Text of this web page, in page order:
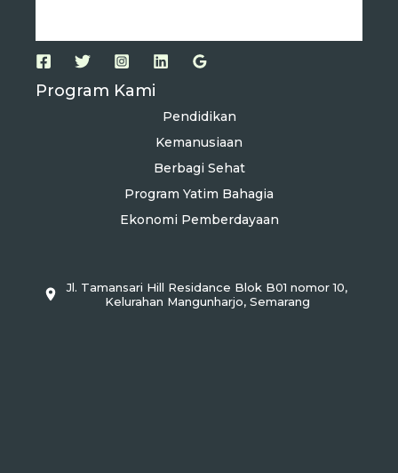
Program Kami
Pendidikan
Kemanusiaan
Berbagi Sehat
Program Yatim Bahagia
Ekonomi Pemberdayaan
Jl. Tamansari Hill Residance Blok B01 nomor 10,
Kelurahan Mangunharjo, Semarang